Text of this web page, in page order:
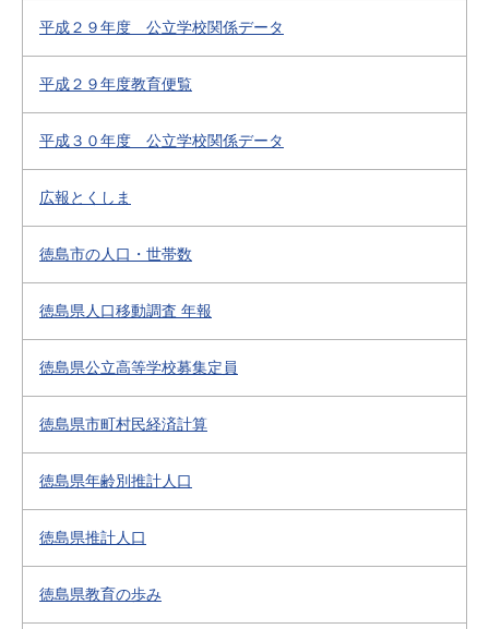
平成２９年度 公立学校関係データ
平成２９年度教育便覧
平成３０年度 公立学校関係データ
広報とくしま
徳島市の人口・世帯数
徳島県人口移動調査 年報
徳島県公立高等学校募集定員
徳島県市町村民経済計算
徳島県年齢別推計人口
徳島県推計人口
徳島県教育の歩み